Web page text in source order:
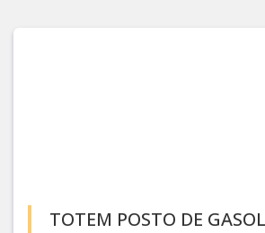
TOTEM POSTO DE